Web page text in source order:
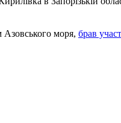
моря, брав